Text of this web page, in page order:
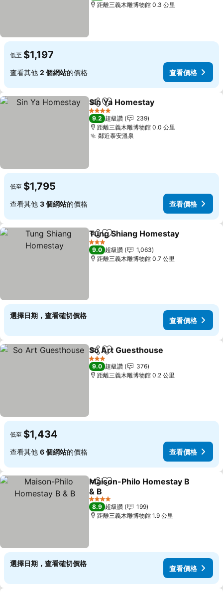
距離三義木雕博物館 0.3 公里
低至 $1,197
查看其他 2 個網站的價格 查看價格
分享 加入我的最愛
Sin Ya Homestay
4 星級
9.2 超級讚
239
距離三義木雕博物館 0.0 公里
鄰近泰安溫泉查看價格
低至 $1,795
查看其他 3 個網站的價格 查看價格
分享 加入我的最愛
Tung Shiang Homestay
3 星級
9.0 超級讚
1,063
距離三義木雕博物館 0.7 公里
選擇日期，查看確切價格
查看價格
分享 加入我的最愛
So Art Guesthouse
3 星級
9.0 超級讚
376
距離三義木雕博物館 0.2 公里
低至 $1,434
查看其他 6 個網站的價格 查看價格
分享 加入我的最愛
Maison-Philo Homestay B
& B
查看價格
4 星級
8.9 超級讚
199
距離三義木雕博物館 1.9 公里
選擇日期，查看確切價格
查看價格